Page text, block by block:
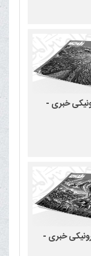
خبری -
خبری -